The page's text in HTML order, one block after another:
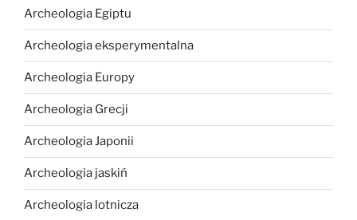
Archeologia Egiptu
Archeologia eksperymentalna
Archeologia Europy
Archeologia Grecji
Archeologia Japonii
Archeologia jaskiń
Archeologia lotnicza